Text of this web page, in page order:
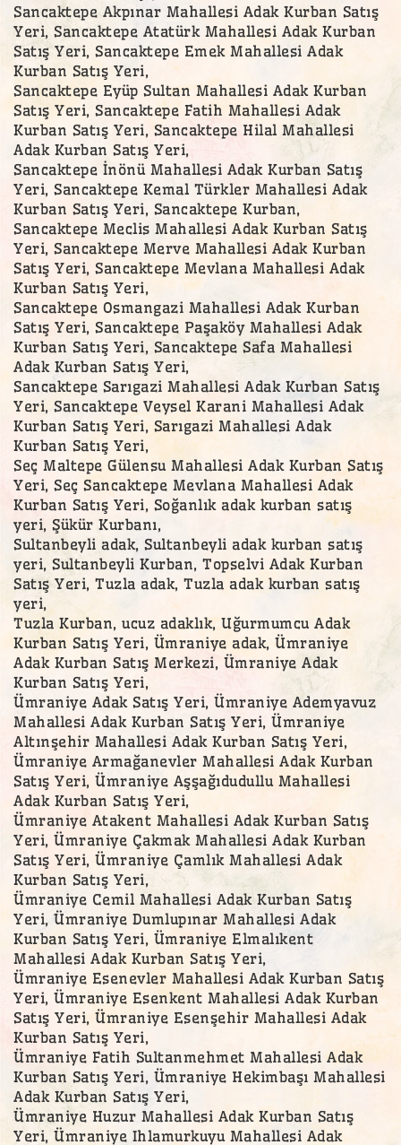
Sancaktepe Akpınar Mahallesi Adak Kurban Satış
Yeri, Sancaktepe Atatürk Mahallesi Adak Kurban
Satış Yeri, Sancaktepe Emek Mahallesi Adak
Kurban Satış Yeri,
Sancaktepe Eyüp Sultan Mahallesi Adak Kurban
Satış Yeri, Sancaktepe Fatih Mahallesi Adak
Kurban Satış Yeri, Sancaktepe Hilal Mahallesi
Adak Kurban Satış Yeri,
Sancaktepe İnönü Mahallesi Adak Kurban Satış
Yeri, Sancaktepe Kemal Türkler Mahallesi Adak
Kurban Satış Yeri, Sancaktepe Kurban,
Sancaktepe Meclis Mahallesi Adak Kurban Satış
Yeri, Sancaktepe Merve Mahallesi Adak Kurban
Satış Yeri, Sancaktepe Mevlana Mahallesi Adak
Kurban Satış Yeri,
Sancaktepe Osmangazi Mahallesi Adak Kurban
Satış Yeri, Sancaktepe Paşaköy Mahallesi Adak
Kurban Satış Yeri, Sancaktepe Safa Mahallesi
Adak Kurban Satış Yeri,
Sancaktepe Sarıgazi Mahallesi Adak Kurban Satış
Yeri, Sancaktepe Veysel Karani Mahallesi Adak
Kurban Satış Yeri, Sarıgazi Mahallesi Adak
Kurban Satış Yeri,
Seç Maltepe Gülensu Mahallesi Adak Kurban Satış
Yeri, Seç Sancaktepe Mevlana Mahallesi Adak
Kurban Satış Yeri, Soğanlık adak kurban satış
yeri, Şükür Kurbanı,
Sultanbeyli adak, Sultanbeyli adak kurban satış
yeri, Sultanbeyli Kurban, Topselvi Adak Kurban
Satış Yeri, Tuzla adak, Tuzla adak kurban satış
yeri,
Tuzla Kurban, ucuz adaklık, Uğurmumcu Adak
Kurban Satış Yeri, Ümraniye adak, Ümraniye
Adak Kurban Satış Merkezi, Ümraniye Adak
Kurban Satış Yeri,
Ümraniye Adak Satış Yeri, Ümraniye Ademyavuz
Mahallesi Adak Kurban Satış Yeri, Ümraniye
Altınşehir Mahallesi Adak Kurban Satış Yeri,
Ümraniye Armağanevler Mahallesi Adak Kurban
Satış Yeri, Ümraniye Aşşağıdudullu Mahallesi
Adak Kurban Satış Yeri,
Ümraniye Atakent Mahallesi Adak Kurban Satış
Yeri, Ümraniye Çakmak Mahallesi Adak Kurban
Satış Yeri, Ümraniye Çamlık Mahallesi Adak
Kurban Satış Yeri,
Ümraniye Cemil Mahallesi Adak Kurban Satış
Yeri, Ümraniye Dumlupınar Mahallesi Adak
Kurban Satış Yeri, Ümraniye Elmalıkent
Mahallesi Adak Kurban Satış Yeri,
Ümraniye Esenevler Mahallesi Adak Kurban Satış
Yeri, Ümraniye Esenkent Mahallesi Adak Kurban
Satış Yeri, Ümraniye Esenşehir Mahallesi Adak
Kurban Satış Yeri,
Ümraniye Fatih Sultanmehmet Mahallesi Adak
Kurban Satış Yeri, Ümraniye Hekimbaşı Mahallesi
Adak Kurban Satış Yeri,
Ümraniye Huzur Mahallesi Adak Kurban Satış
Yeri, Ümraniye Ihlamurkuyu Mahallesi Adak